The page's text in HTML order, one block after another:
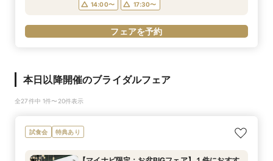
14:00〜 17:30〜
フェアを予約
本日以降開催のブライダルフェア
全27件中 1件〜20件表示
試食会 特典あり